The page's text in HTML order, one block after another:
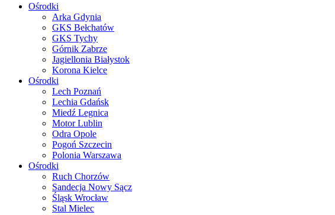
Ośrodki
Arka Gdynia
GKS Bełchatów
GKS Tychy
Górnik Zabrze
Jagiellonia Białystok
Korona Kielce
Ośrodki
Lech Poznań
Lechia Gdańsk
Miedź Legnica
Motor Lublin
Odra Opole
Pogoń Szczecin
Polonia Warszawa
Ośrodki
Ruch Chorzów
Sandecja Nowy Sącz
Śląsk Wrocław
Stal Mielec